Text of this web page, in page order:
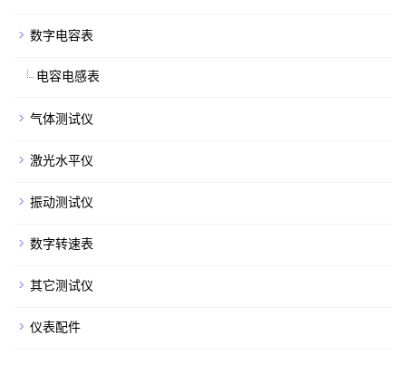
数字电容表
电容电感表
气体测试仪
激光水平仪
振动测试仪
数字转速表
其它测试仪
仪表配件